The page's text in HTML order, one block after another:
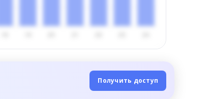
Получить доступ